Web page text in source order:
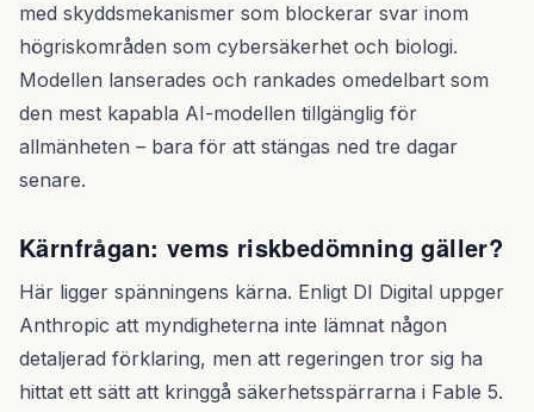
med skyddsmekanismer som blockerar svar inom
högriskområden som cybersäkerhet och biologi.
Modellen lanserades och rankades omedelbart som
den mest kapabla AI-modellen tillgänglig för
allmänheten – bara för att stängas ned tre dagar
senare.
Kärnfrågan: vems riskbedömning gäller?
Här ligger spänningens kärna. Enligt DI Digital uppger
Anthropic att myndigheterna inte lämnat någon
detaljerad förklaring, men att regeringen tror sig ha
hittat ett sätt att kringgå säkerhetsspärrarna i Fable 5.